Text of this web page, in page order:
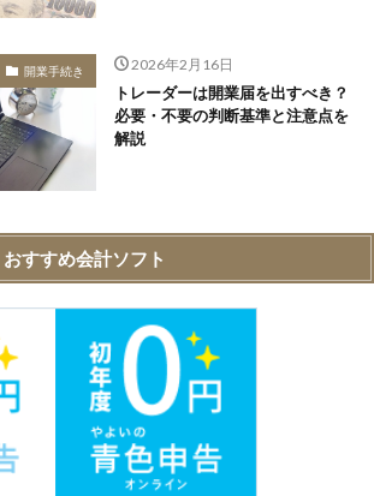
開業手続き 2026年2月16日
トレーダーは開業届を出すべき？
必要・不要の判断基準と注意点を
解説
おすすめ会計ソフト